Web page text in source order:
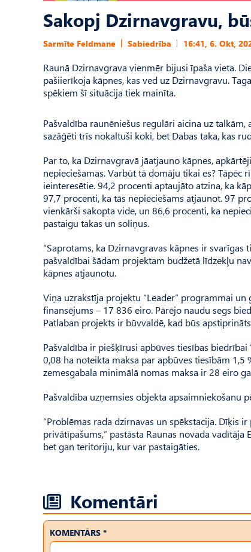
Sakopj Dzirnavgravu,
Sarmīte Feldmane Sabiedrība 16:41, 6. Okt,
Raunā Dzirnavgrava vienmēr bijusi īpaša vieta.
pašiierīkoja kāpnes, kas ved uz Dzirnavgravu.
spēkiem šī situācija tiek mainīta.
Pašvaldība raunēniešus regulāri aicina uz
sazāģēti trīs nokaltuši koki, bet Dabas taka, kas
Par to, ka Dzirnavgravā jāatjauno kāpnes,
nepieciešamas. Varbūt tā domāju tikai es? Tāpēc
ieinteresētie. 94,2 procenti aptaujāto atzina, ka
97,7 procenti, ka tās nepieciešams atjaunot. 97
vienkārši sakopta vide, un 86,6 procenti, ka
pastaigu takas un soliņus.
“Saprotams, ka Dzirnavgravas kāpnes ir
pašvaldībai šādam projektam budžetā līdzekļu
kāpnes atjaunotu.
Viņa uzrakstīja projektu “Leader” programmai
finansējums – 17 836 eiro. Pārējo naudu segs
Pat­laban projekts ir būvvaldē, kad būs
Pašvaldība ir piešķīrusi apbūves tiesības biedrībai
0,08 ha noteikta maksa par apbūves tiesībām
zemesgabala minimālā nomas maksa ir 28 eiro
Pašvaldība uzņemsies objekta apsaimniekošanu
“Problēmas rada dzirnavas un spēkstacija. Dīķis
privātīpašums,” pastāsta Raunas novada
bet gan teritoriju, kur var pastaigāties.
Komentāri
KOMENTĀRS *